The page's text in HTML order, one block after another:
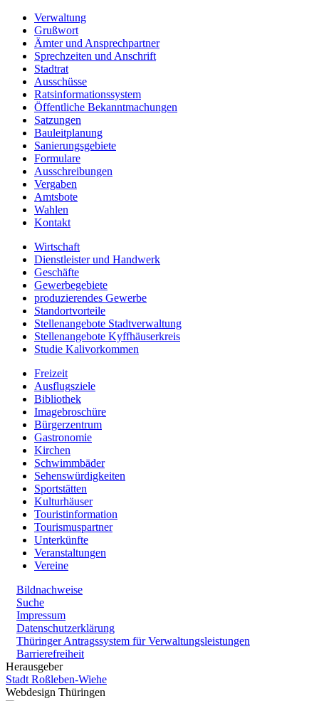
Verwaltung
Grußwort
Ämter und Ansprechpartner
Sprechzeiten und Anschrift
Stadtrat
Ausschüsse
Ratsinformationssystem
Öffentliche Bekanntmachungen
Satzungen
Bauleitplanung
Sanierungsgebiete
Formulare
Ausschreibungen
Vergaben
Amtsbote
Wahlen
Kontakt
Wirtschaft
Dienstleister und Handwerk
Geschäfte
Gewerbegebiete
produzierendes Gewerbe
Standortvorteile
Stellenangebote Stadtverwaltung
Stellenangebote Kyffhäuserkreis
Studie Kalivorkommen
Freizeit
Ausflugsziele
Bibliothek
Imagebroschüre
Bürgerzentrum
Gastronomie
Kirchen
Schwimmbäder
Sehenswürdigkeiten
Sportstätten
Kulturhäuser
Touristinformation
Tourismuspartner
Unterkünfte
Veranstaltungen
Vereine
Bildnachweise
Suche
Impressum
Datenschutzerklärung
Thüringer Antragssystem für Verwaltungsleistungen
Barrierefreiheit
Herausgeber
Stadt Roßleben-Wiehe
Webdesign Thüringen